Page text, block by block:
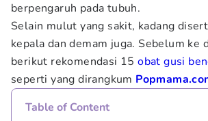
berpengaruh pada tubuh.
Selain mulut yang sakit, kadang
kepala dan demam juga. Sebelum ke
berikut rekomendasi 15obat gusi
seperti yang dirangkum
Table of Content